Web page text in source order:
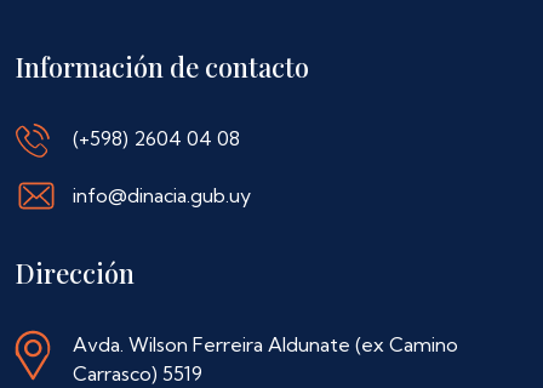
Información de contacto
(+598) 2604 04 08
info@dinacia.gub.uy
Dirección
Avda. Wilson Ferreira Aldunate (ex Camino
Carrasco) 5519